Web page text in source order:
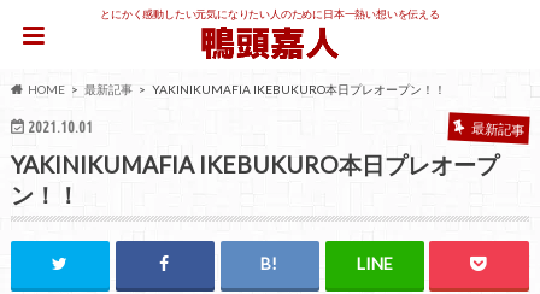
とにかく感動したい元気になりたい人のために日本一熱い想いを伝える
HOME 最新記事 YAKINIKUMAFIA IKEBUKURO本日プレオープン！！
2021.10.01 最新記事
YAKINIKUMAFIA IKEBUKURO本日プレオープ
ン！！